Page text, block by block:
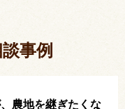
事例
農地を継ぎたくな